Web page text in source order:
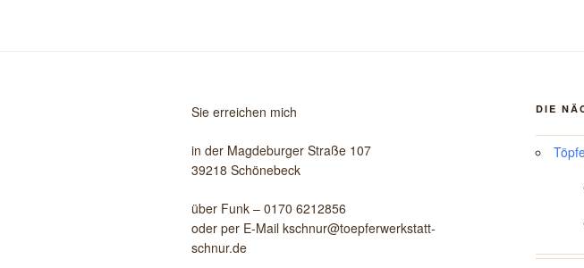
Sie erreichen mich
in der Magdeburger Straße 107
39218 Schönebeck
über Funk – 0170 6212856
oder per E-Mail kschnur@toepferwerkstatt-
schnur.de
DIE